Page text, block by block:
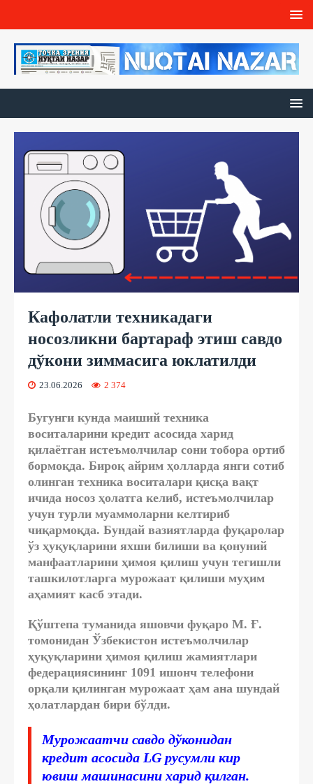
Кафолатли техникадаги
носозликни бартараф этиш савдо
дўкони зиммасига юклатилди
23.06.2026 2 374
Бугунги кунда маиший техника
воситаларини кредит асосида харид
қилаётган истеъмолчилар сони тобора ортиб
бормоқда. Бироқ айрим ҳолларда янги сотиб
олинган техника воситалари қисқа вақт
ичида носоз ҳолатга келиб, истеъмолчилар
учун турли муаммоларни келтириб
чиқармоқда. Бундай вазиятларда фуқаролар
ўз ҳуқуқларини яхши билиши ва қонуний
манфаатларини ҳимоя қилиш учун тегишли
ташкилотларга мурожаат қилиши муҳим
аҳамият касб этади.
Қўштепа туманида яшовчи фуқаро М. Ғ.
томонидан Ўзбекистон истеъмолчилар
ҳуқуқларини ҳимоя қилиш жамиятлари
федерациясининг 1091 ишонч телефони
орқали қилинган мурожаат ҳам ана шундай
ҳолатлардан бири бўлди.
Мурожаатчи савдо дўконидан
кредит асосида LG русумли кир
ювиш машинасини харид қилган.